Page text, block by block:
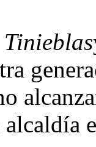
Tinieblas
alcaldía